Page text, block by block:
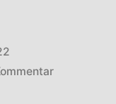
zu